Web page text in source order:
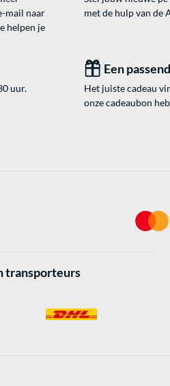
mail naar
helpen je
met de hulp van de
uur.
Een
Het juiste cadeau
onze cadeaubon
transporteurs